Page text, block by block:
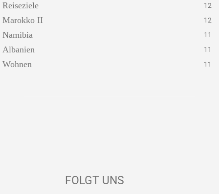
Reiseziele 12
Marokko II 12
Namibia 11
Albanien 11
Wohnen 11
FOLGT UNS